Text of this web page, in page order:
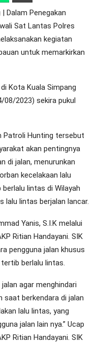
Dalam Penegakan
Sat Lantas Polres
kegiatan
untuk memarkirkan
Kota Kuala Simpang
08/2023) sekira pukul
Patroli Hunting tersebut
akan pentingnya
di jalan, menurunkan
kecelakaan lalu
lintas di Wilayah
lalu lintas berjalan lancar.
Yanis, S.I.K melalui
Ritian Handayani. SIK
pengguna jalan khusus
berlalu lintas.
agar menghindari
saat berkendara di jalan
lalu lintas, yang
jalan lain nya.” Ucap
Ritian Handayani. SIK